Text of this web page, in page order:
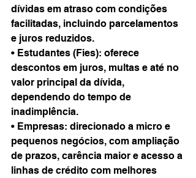
dívidas em atraso com condições
facilitadas, incluindo parcelamentos
e juros reduzidos.
• Estudantes (Fies): oferece
descontos em juros, multas e até no
valor principal da dívida,
dependendo do tempo de
inadimplência.
• Empresas: direcionado a micro e
pequenos negócios, com ampliação
de prazos, carência maior e acesso a
linhas de crédito com melhores